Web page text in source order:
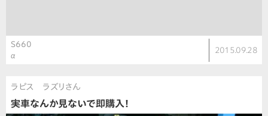
S660
α
2015.09.28
ラピス ラズリさん
実車なんか見ないで即購入！